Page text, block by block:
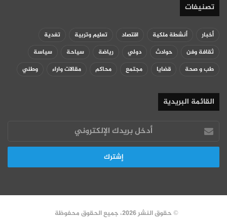
تصنيفات
أخبار أنشطة ملكية اقتصاد تعليم وتربية
تغدية
ثقافة وفن
حوادث دولي رياضة سياحة
سياسة
طب و صحة
قضايا مجتمع محاكم مقالات واراء وطني
القائمة البريدية
أدخل
بريدك
الإلكتروني
© حقوق النشر 2026، جميع الحقوق محفوظة